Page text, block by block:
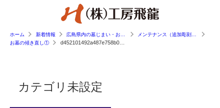
ホーム 新着情報
お墓の傾き直し①
d452101492a487e758b097f36f7ab863
カテゴリ未設定